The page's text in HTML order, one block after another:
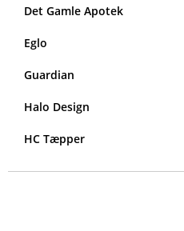
Det Gamle Apotek
Eglo
Guardian
Halo Design
HC Tæpper